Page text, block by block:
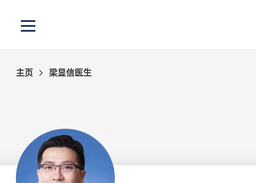
打开选单
主页 梁显信医生